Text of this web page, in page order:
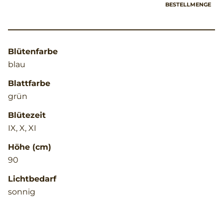
BESTELLMENGE
Blütenfarbe
blau
Blattfarbe
grün
Blütezeit
IX, X, XI
Höhe (cm)
90
Lichtbedarf
sonnig